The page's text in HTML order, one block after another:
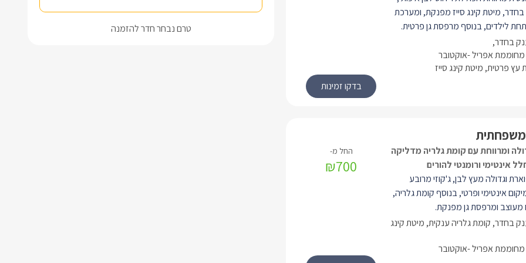
טרם נבחר חדר להזמנה
בחדר, מיטת קינג סייז מפנקת, ומערכת
לילדים, בנוסף מרפסת גן פרטית.
תיהנו ממיטת קינג סייז איכותית ביותר,
הכוללת ספה נפתחת להלנת הילדים,
ענקית ויוקרתית (מחוממת בין מאי
לאוקטובר) מפסיפס כחול (7/15), מוקפת ריצוף
וגדר אלגנטית לשמירת הפרטיות.
מיטות שיזוף, שמשיות, פינות ישיבה
גדולה, נדנדות וערסלים תאילנדיים.
מאירה באור רומנטי ונעים את
בחדר,
אפריל -אוקטובר
פרטית, מיטת קינג סייז
משפחתית
ומרווחת עם קומת גלריה מדליקה
אינטימי ורומנטי להורים
וגדולה מעץ לבן, ג'קוזי מרובע
אינטימי ופרטי, בנוסף קומת גלריה,
מעוצב ומרפסת גן מפנקת.
ממיטת קינג סייז איכותית ביותר, פינה
ספה נפתחת להלנת הילדים, מזגן,
בחדר, קומת גלריה ענקית, מיטת קינג
אפריל -אוקטובר
₪700